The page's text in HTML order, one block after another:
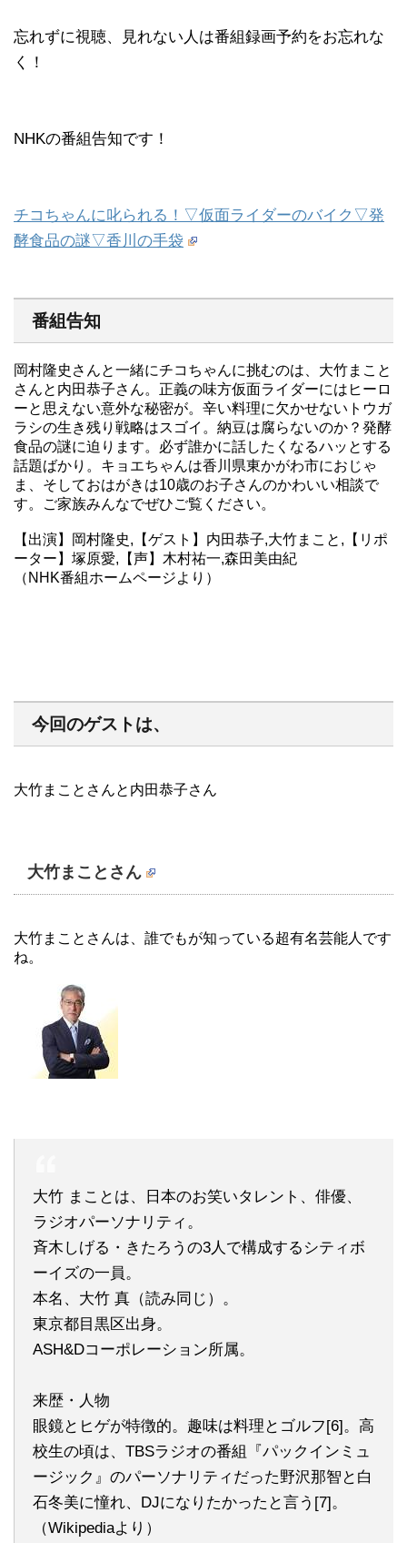
忘れずに視聴、見れない人は番組録画予約をお忘れな
く！
NHKの番組告知です！
チコちゃんに叱られる！▽仮面ライダーのバイク▽発
酵食品の謎▽香川の手袋
番組告知
岡村隆史さんと一緒にチコちゃんに挑むのは、大竹まこと
さんと内田恭子さん。正義の味方仮面ライダーにはヒーロ
ーと思えない意外な秘密が。辛い料理に欠かせないトウガ
ラシの生き残り戦略はスゴイ。納豆は腐らないのか？発酵
食品の謎に迫ります。必ず誰かに話したくなるハッとする
話題ばかり。キョエちゃんは香川県東かがわ市におじゃ
ま、そしておはがきは10歳のお子さんのかわいい相談で
す。ご家族みんなでぜひご覧ください。
【出演】岡村隆史,【ゲスト】内田恭子,大竹まこと,【リポ
ーター】塚原愛,【声】木村祐一,森田美由紀
（NHK番組ホームページより）
今回のゲストは、
大竹まことさんと内田恭子さん
大竹まことさん
大竹まことさんは、誰でもが知っている超有名芸能人です
ね。
大竹 まことは、日本のお笑いタレント、俳優、
ラジオパーソナリティ。
斉木しげる・きたろうの3人で構成するシティボ
ーイズの一員。
本名、大竹 真（読み同じ）。
東京都目黒区出身。
ASH&Dコーポレーション所属。
来歴・人物
眼鏡とヒゲが特徴的。趣味は料理とゴルフ[6]。高
校生の頃は、TBSラジオの番組『パックインミュ
ージック』のパーソナリティだった野沢那智と白
石冬美に憧れ、DJになりたかったと言う[7]。
（Wikipediaより）